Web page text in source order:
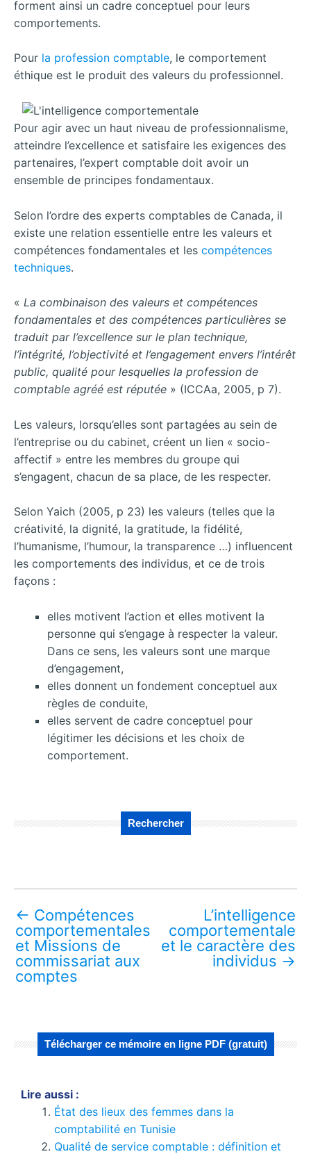
forment ainsi un cadre conceptuel pour leurs
comportements.
Pour la profession comptable, le comportement
éthique est le produit des valeurs du professionnel.
Pour agir avec un haut niveau de professionnalisme,
atteindre l’excellence et satisfaire les exigences des
partenaires, l’expert comptable doit avoir un
ensemble de principes fondamentaux.
Selon l’ordre des experts comptables de Canada, il
existe une relation essentielle entre les valeurs et
compétences fondamentales et les compétences
techniques.
« La combinaison des valeurs et compétences
fondamentales et des compétences particulières se
traduit par l’excellence sur le plan technique,
l’intégrité, l’objectivité et l’engagement envers l’intérêt
public, qualité pour lesquelles la profession de
comptable agréé est réputée » (ICCAa, 2005, p 7).
Les valeurs, lorsqu’elles sont partagées au sein de
l’entreprise ou du cabinet, créent un lien « socio-
affectif » entre les membres du groupe qui
s’engagent, chacun de sa place, de les respecter.
Selon Yaich (2005, p 23) les valeurs (telles que la
créativité, la dignité, la gratitude, la fidélité,
l’humanisme, l’humour, la transparence …) influencent
les comportements des individus, et ce de trois
façons :
elles motivent l’action et elles motivent la
personne qui s’engage à respecter la valeur.
Dans ce sens, les valeurs sont une marque
d’engagement,
elles donnent un fondement conceptuel aux
règles de conduite,
elles servent de cadre conceptuel pour
légitimer les décisions et les choix de
comportement.
Rechercher
← Compétences
comportementales
et Missions de
commissariat aux
comptes
L’intelligence
comportementale
et le caractère des
individus →
Télécharger ce mémoire en ligne PDF (gratuit)
Lire aussi :
État des lieux des femmes dans la
comptabilité en Tunisie
Qualité de service comptable : définition et